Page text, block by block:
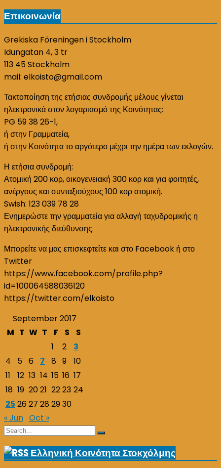
Επικοινωνία
Grekiska Föreningen i Stockholm
Idungatan 4, 3 tr
113 45 Stockholm
mail: elkoisto@gmail.com
Τακτοποίηση της ετήσιας συνδρομής μέλους γίνεται
ηλεκτρονικά στον λογαριασμό της Κοινότητας:
PG 59 38 26-1,
ή στην Γραμματεία,
ή στην Κοινότητα το αργότερο μέχρι την ημέρα των εκλογών.
Η ετήσια συνδρομή:
Ατομική 200 κορ, οικογενειακή 300 κορ και για φοιτητές,
ανέργους και συνταξιούχους 100 κορ ατομική.
Swish: 123 039 78 28
Ενημερώστε την γραμματεία για αλλαγή ταχυδρομικής η
ηλεκτρονικής διεύθυνσης.
Μπορείτε να μας επισκεφτείτε και στο Facebook ή στο
Twitter
https://www.facebook.com/profile.php?
id=100064588036120
https://twitter.com/elkoisto
September 2017
M T W T F S
S
1
2
3
4
5 6 7 8 9
10
11
12 13 14 15 16 17
18 19 2021 2223 24
25 26 27 28 2930
« Jun Oct »
Search
Search
Ελληνική Κοινότητα Στοκχόλμης